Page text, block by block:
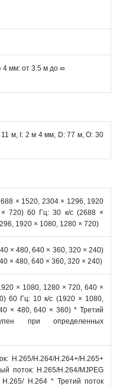
4 мм: от 3.5 м до ∞
м, I: 2 м 4 мм, D: 77 м, O: 30
× 1520, 2304 × 1296, 1920
720) 60 Гц: 30 к/с (2688 ×
1920 × 1080, 1280 × 720)
× 480, 640 × 360, 320 × 240)
× 480, 640 × 360, 320 × 240)
× 1080, 1280 × 720, 640 ×
60 Гц: 10 к/с (1920 × 1080,
× 480, 640 × 360) * Третий
при определенных
H.265/H.264/H.264+/H.265+
поток: H.265/H.264/MJPEG
H.265/ H.264 * Третий поток